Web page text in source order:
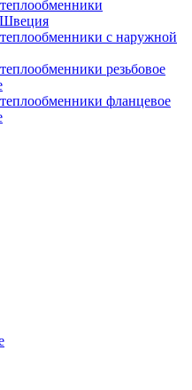
Швеция
с наружной
резьбовое
фланцевое